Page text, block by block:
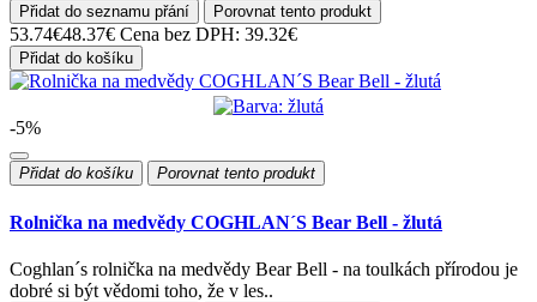
Přidat do seznamu přání Porovnat tento produkt
53.74€48.37€ Cena bez DPH: 39.32€
Přidat do košíku
-5%
Přidat do košíku Porovnat tento produkt
Rolnička na medvědy COGHLAN´S Bear Bell - žlutá
Coghlan´s rolnička na medvědy Bear Bell - na toulkách přírodou je
dobré si být vědomi toho, že v les..